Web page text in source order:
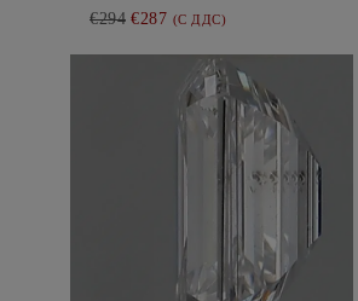
€294 €287 (С ДДС)